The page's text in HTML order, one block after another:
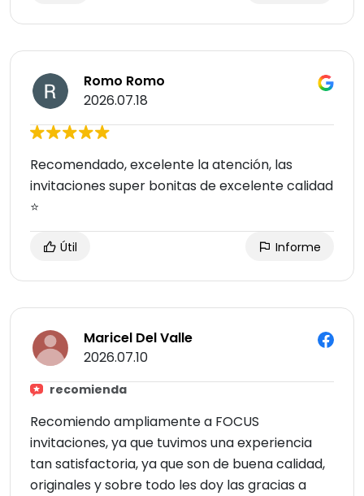
Romo Romo
2026.07.18
Recomendado, excelente la atención, las
invitaciones super bonitas de excelente calidad
⭐
Útil Informe
Maricel Del Valle
2026.07.10
recomienda
Recomiendo ampliamente a FOCUS
invitaciones, ya que tuvimos una experiencia
tan satisfactoria, ya que son de buena calidad,
originales y sobre todo les doy las gracias a